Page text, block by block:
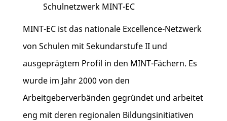
Schulnetzwerk MINT-EC
MINT-EC ist das nationale Excellence-Netzwerk
von Schulen mit Sekundarstufe II und
ausgeprägtem Profil in den MINT-Fächern. Es
wurde im Jahr 2000 von den
Arbeitgeberverbänden gegründet und arbeitet
eng mit deren regionalen Bildungsinitiativen